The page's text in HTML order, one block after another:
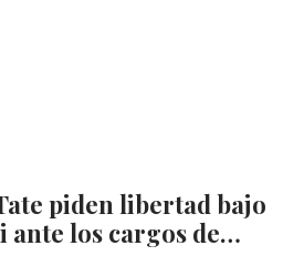
piden libertad bajo
ante los cargos de…